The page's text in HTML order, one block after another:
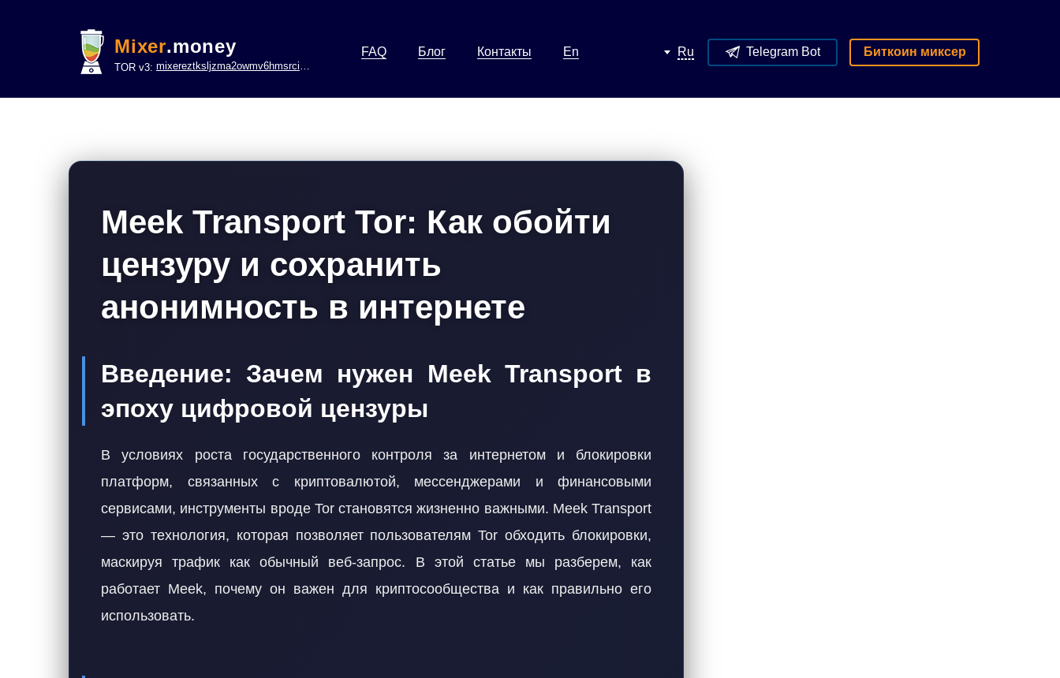
Mixer.money
TOR v3: mixereztksljzma2owmv6hmsrci322lsje6m3svicoddk3xbgvhd2fid.onion
FAQ Блог Контакты En Ru Telegram Bot Биткоин миксер
Meek Transport Tor: Как обойти
цензуру и сохранить
анонимность в интернете
Введение: Зачем нужен Meek Transport в
эпоху цифровой цензуры
В условиях роста государственного контроля за интернетом и блокировки
платформ, связанных с криптовалютой, мессенджерами и финансовыми
сервисами, инструменты вроде Tor становятся жизненно важными. Meek Transport
— это технология, которая позволяет пользователям Tor обходить блокировки,
маскируя трафик как обычный веб-запрос. В этой статье мы разберем, как
работает Meek, почему он важен для криптосообщества и как правильно его
использовать.